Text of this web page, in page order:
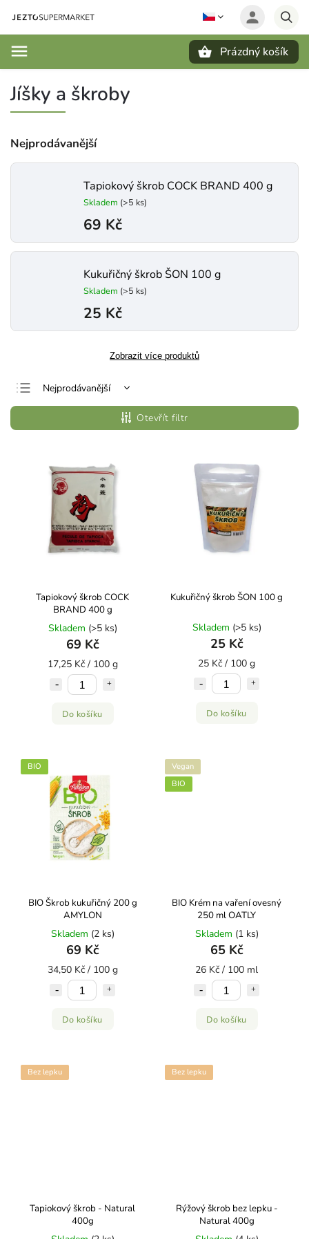
Prázdný košík
Jíšky a škroby
Nejprodávanější
Tapiokový škrob COCK BRAND 400 g
Skladem (>5 ks)
69 Kč
Kukuřičný škrob ŠON 100 g
Skladem (>5 ks)
25 Kč
Zobrazit více produktů
Nejprodávanější
Nejlevnější
Nejdražší
Otevřít filtr
Tapiokový škrob COCK
BRAND 400 g
Skladem (>5 ks)
69 Kč
17,25 Kč / 100 g
Do košíku
Kukuřičný škrob ŠON 100 g
Skladem (>5 ks)
25 Kč
25 Kč / 100 g
Do košíku
BIO
BIO Škrob kukuřičný 200 g
AMYLON
Skladem (2 ks)
69 Kč
34,50 Kč / 100 g
Do košíku
Vegan
BIO
BIO Krém na vaření ovesný
250 ml OATLY
Skladem (1 ks)
65 Kč
26 Kč / 100 ml
Do košíku
Bez lepku
Tapiokový škrob - Natural
400g
Bez lepku
Rýžový škrob bez lepku -
Natural 400g